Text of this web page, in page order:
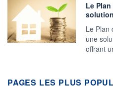
Le
Le Plan
une
offrant
PAGES LES PLUS